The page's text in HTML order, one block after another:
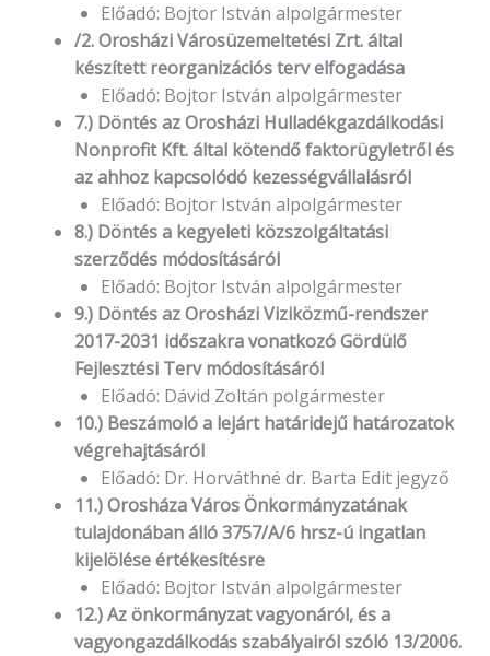
Előadó: Bojtor István alpolgármester
/2. Orosházi Városüzemeltetési Zrt. által
készített reorganizációs terv elfogadása
Előadó: Bojtor István alpolgármester
7.) Döntés az Orosházi Hulladékgazdálkodási
Nonprofit Kft. által kötendő faktorügyletről és
az ahhoz kapcsolódó kezességvállalásról
Előadó: Bojtor István alpolgármester
8.) Döntés a kegyeleti közszolgáltatási
szerződés módosításáról
Előadó: Bojtor István alpolgármester
9.) Döntés az Orosházi Viziközmű-rendszer
2017-2031 időszakra vonatkozó Gördülő
Fejlesztési Terv módosításáról
Előadó: Dávid Zoltán polgármester
10.) Beszámoló a lejárt határidejű határozatok
végrehajtásáról
Előadó: Dr. Horváthné dr. Barta Edit jegyző
11.) Orosháza Város Önkormányzatának
tulajdonában álló 3757/A/6 hrsz-ú ingatlan
kijelölése értékesítésre
Előadó: Bojtor István alpolgármester
12.) Az önkormányzat vagyonáról, és a
vagyongazdálkodás szabályairól szóló 13/2006.